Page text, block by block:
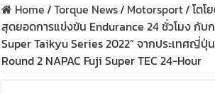
Home/Torque News/ Motorsport/โตโ
สุดยอดการแข่งขัน Endurance 24 ชั่วโมง กับก
Super Taikyu Series 2022” จากประเทศญี่ปุ่
Round 2 NAPAC Fuji Super TEC 24-Hour